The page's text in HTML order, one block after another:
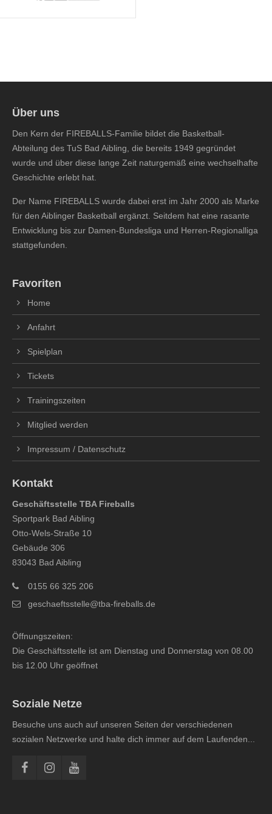
Über uns
Den Kern der FIREBALLS-Familie bildet die Basketball-
Abteilung des TuS Bad Aibling, die bereits 1949 gegründet
wurde und über diese lange Zeit naturgemäß eine wechselhafte
Geschichte erlebt hat.
Der Name FIREBALLS wurde dabei erst im Jahr 2000 als Marke
für den Aiblinger Basketball ergänzt. Seitdem hat eine rasante
Entwicklung bis zur Damen-Bundesliga und Herren-Regionalliga
stattgefunden.
Favoriten
Home
Anfahrt
Spielplan
Tickets
Trainingszeiten
Mitglied werden
Impressum / Datenschutz
Kontakt
Geschäftsstelle TBA Fireballs
Sportpark Bad Aibling
Otto-Wels-Straße 10
Gebäude 306
83043 Bad Aibling
0155 66 325 206
geschaeftsstelle@tba-fireballs.de
Öffnungszeiten:
Die Geschäftsstelle ist am Dienstag und Donnerstag von 08.00
bis 12.00 Uhr geöffnet
Soziale Netze
Besuche uns auch auf unseren Seiten der verschiedenen
sozialen Netzwerke und halte dich immer auf dem Laufenden...